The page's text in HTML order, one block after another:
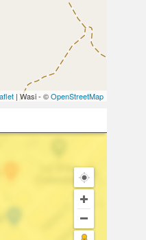
| Wasi - ©OpenStreetMap